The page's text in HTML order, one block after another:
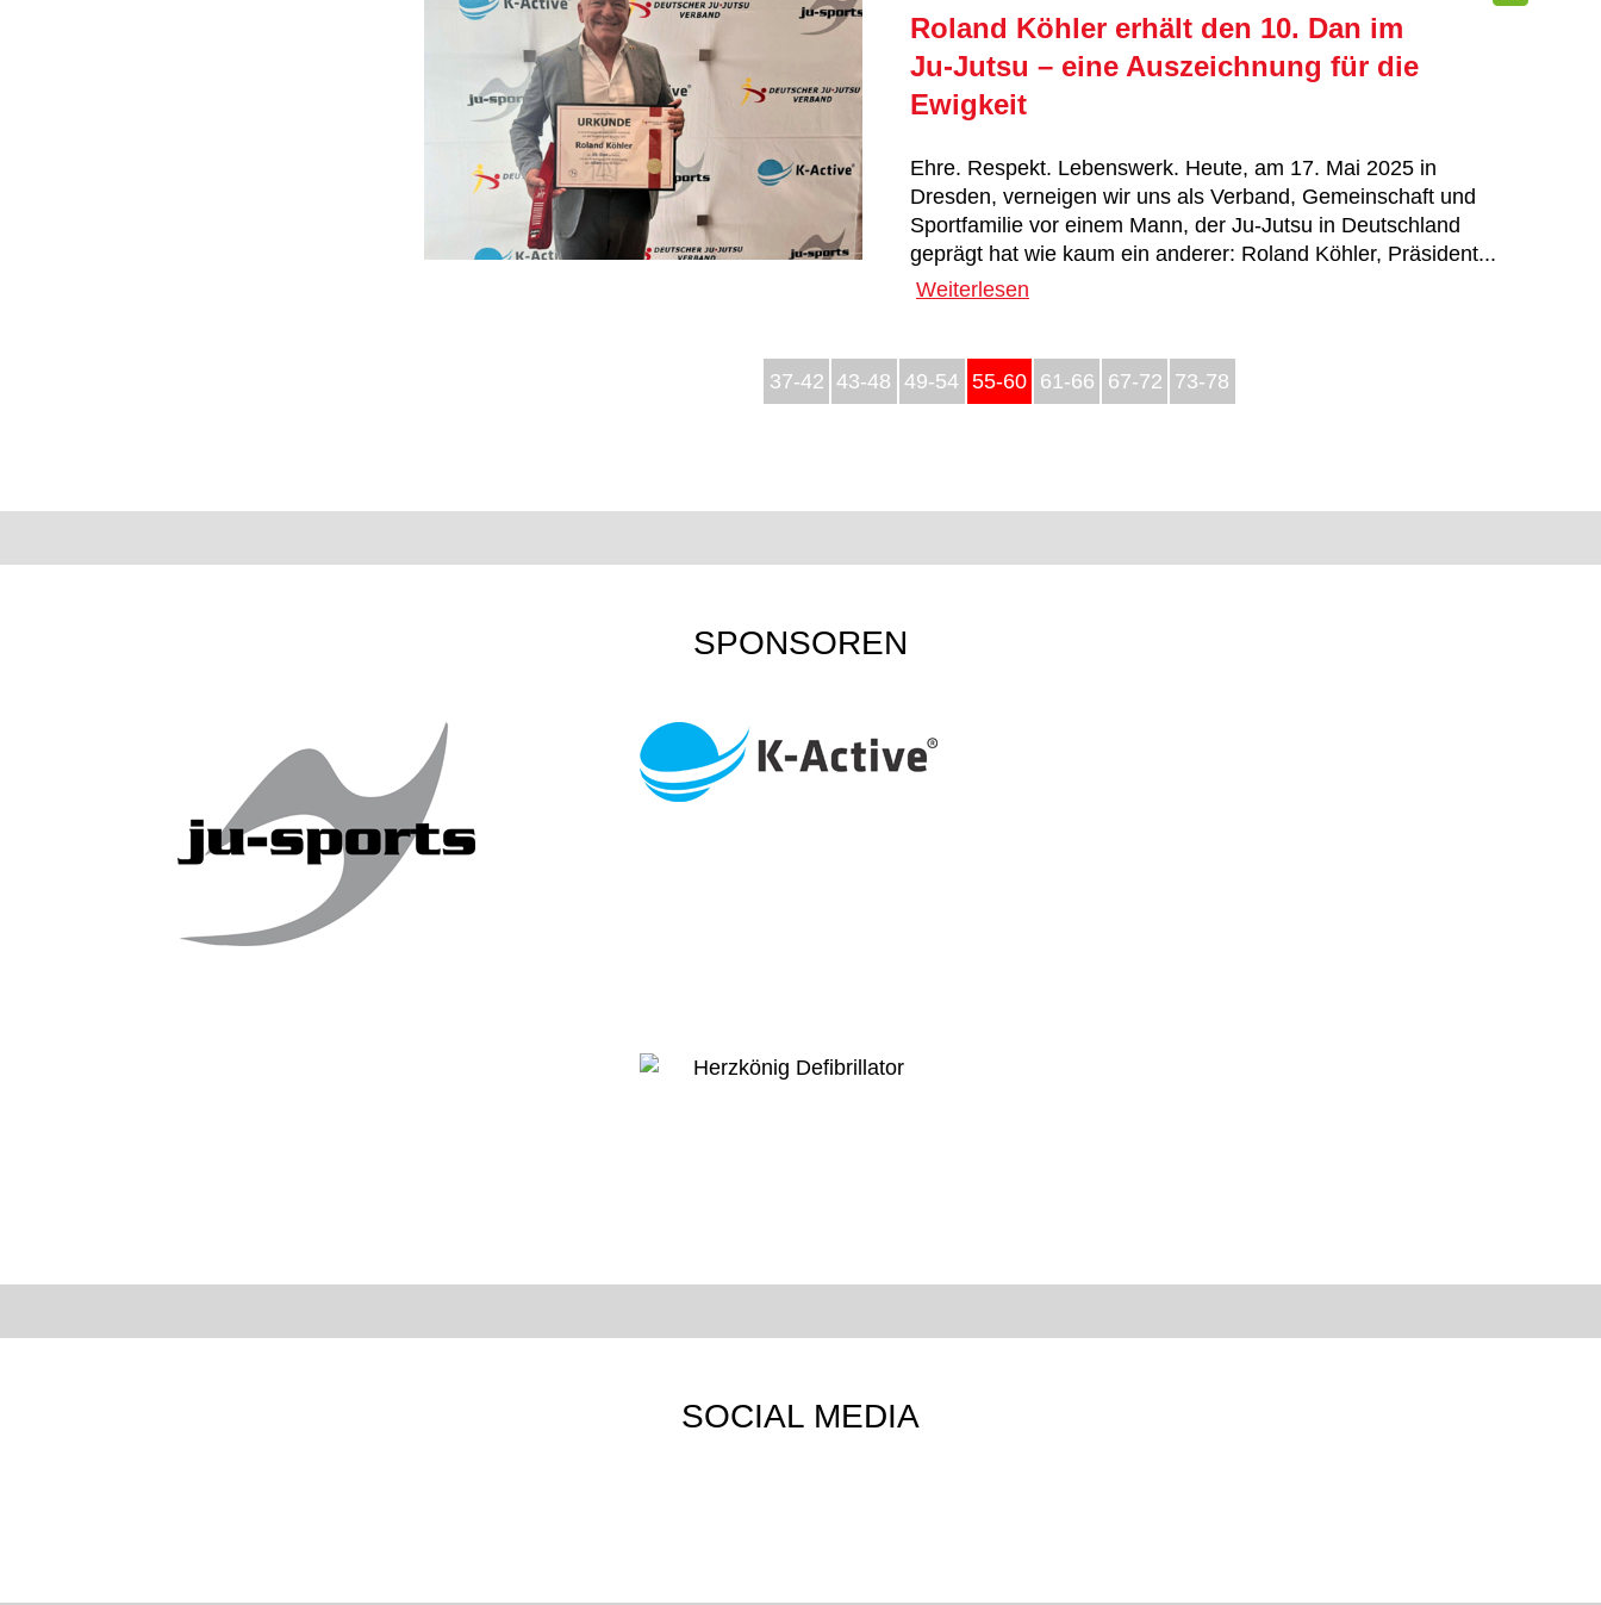
Roland Köhler erhält den 10. Dan im
Ju-Jutsu – eine Auszeichnung für die
Ewigkeit
Ehre. Respekt. Lebenswerk. Heute, am 17. Mai 2025 in
Dresden, verneigen wir uns als Verband, Gemeinschaft und
Sportfamilie vor einem Mann, der Ju-Jutsu in Deutschland
geprägt hat wie kaum ein anderer: Roland Köhler, Präsident...
Weiterlesen
37-42 43-48 49-54 55-60 61-66 67-72 73-78
SPONSOREN
SOCIAL MEDIA